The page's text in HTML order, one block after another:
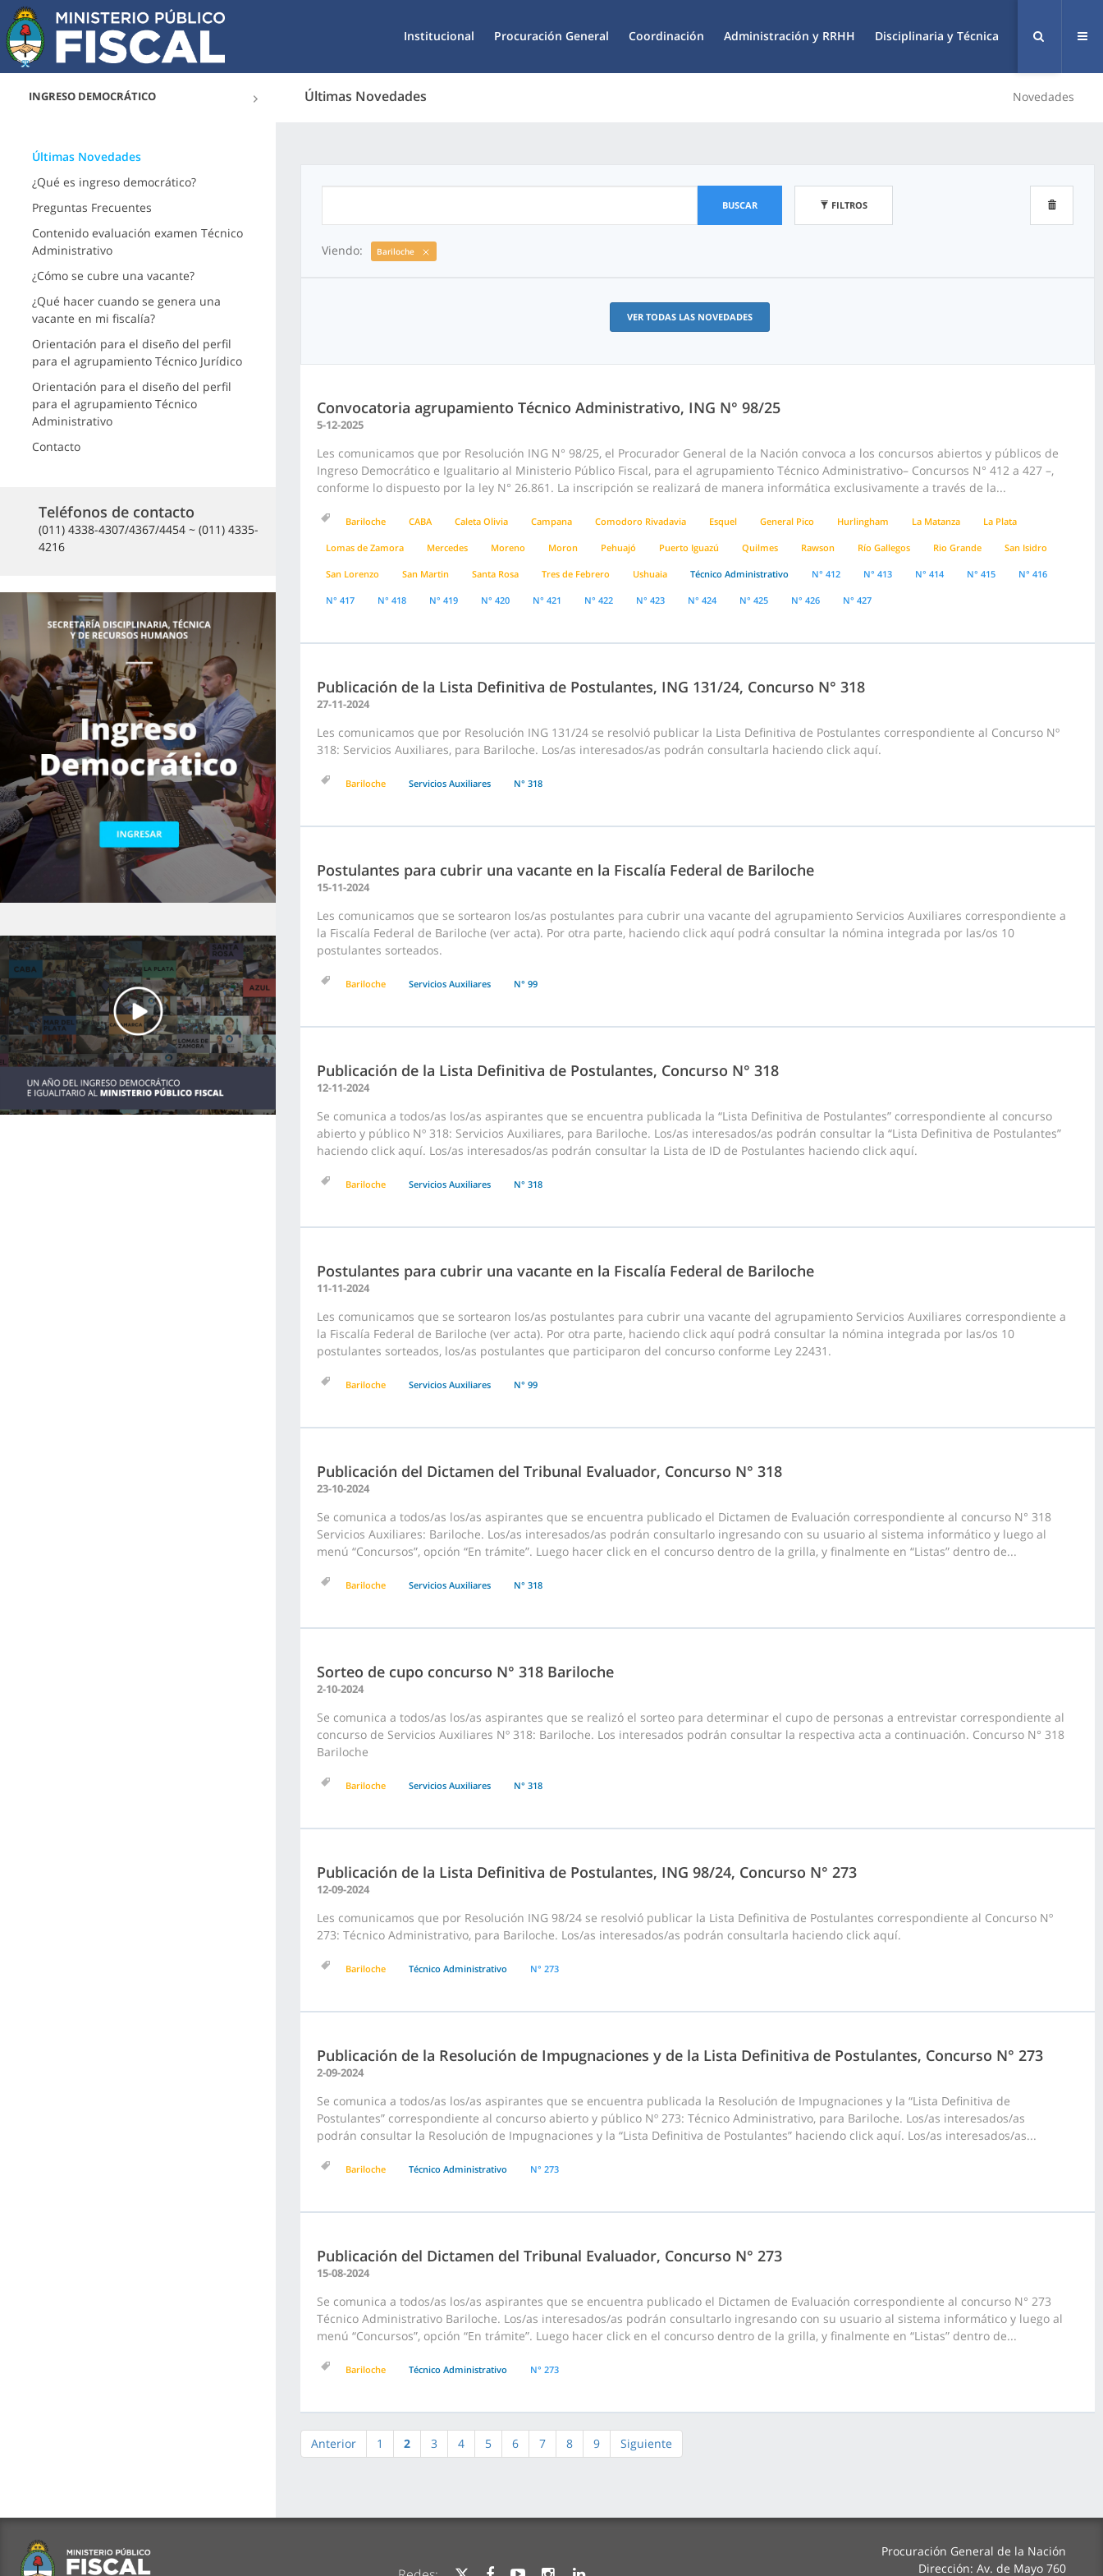
Institucional Procuración General Coordinación Administración y RRHH Disciplinaria y Técnica
INGRESO DEMOCRÁTICO Últimas Novedades Novedades
Últimas Novedades
¿Qué es ingreso democrático?
Preguntas Frecuentes
Contenido evaluación examen Técnico
Administrativo
¿Cómo se cubre una vacante?
¿Qué hacer cuando se genera una
vacante en mi fiscalía?
Orientación para el diseño del perfil
para el agrupamiento Técnico Jurídico
Orientación para el diseño del perfil
para el agrupamiento Técnico
Administrativo
Contacto
Teléfonos de contacto
(011) 4338-4307/4367/4454 ~ (011) 4335-
4216
BUSCAR FILTROS
Viendo: Bariloche
VER TODAS LAS NOVEDADES
Convocatoria agrupamiento Técnico Administrativo, ING N° 98/25
5-12-2025
Les comunicamos que por Resolución ING N° 98/25, el Procurador General de la Nación convoca a los concursos abiertos y públicos de
Ingreso Democrático e Igualitario al Ministerio Público Fiscal, para el agrupamiento Técnico Administrativo– Concursos N° 412 a 427 –,
conforme lo dispuesto por la ley N° 26.861. La inscripción se realizará de manera informática exclusivamente a través de la...
Bariloche CABA Caleta Olivia Campana Comodoro Rivadavia Esquel General Pico Hurlingham La Matanza La Plata
Lomas de Zamora Mercedes Moreno Moron Pehuajó Puerto Iguazú Quilmes Rawson Río Gallegos Rio Grande San Isidro
San Lorenzo San Martin Santa Rosa Tres de Febrero Ushuaia Técnico Administrativo N° 412 N° 413 N° 414 N° 415 N° 416
N° 417 N° 418 N° 419 N° 420 N° 421 N° 422 N° 423 N° 424 N° 425 N° 426 N° 427
Publicación de la Lista Definitiva de Postulantes, ING 131/24, Concurso N° 318
27-11-2024
Les comunicamos que por Resolución ING 131/24 se resolvió publicar la Lista Definitiva de Postulantes correspondiente al Concurso Nº
318: Servicios Auxiliares, para Bariloche. Los/as interesados/as podrán consultarla haciendo click aquí.
Bariloche Servicios Auxiliares N° 318
Postulantes para cubrir una vacante en la Fiscalía Federal de Bariloche
15-11-2024
Les comunicamos que se sortearon los/as postulantes para cubrir una vacante del agrupamiento Servicios Auxiliares correspondiente a
la Fiscalía Federal de Bariloche (ver acta). Por otra parte, haciendo click aquí podrá consultar la nómina integrada por las/os 10
postulantes sorteados.
Bariloche Servicios Auxiliares N° 99
Publicación de la Lista Definitiva de Postulantes, Concurso N° 318
12-11-2024
Se comunica a todos/as los/as aspirantes que se encuentra publicada la “Lista Definitiva de Postulantes” correspondiente al concurso
abierto y público Nº 318: Servicios Auxiliares, para Bariloche. Los/as interesados/as podrán consultar la “Lista Definitiva de Postulantes”
haciendo click aquí. Los/as interesados/as podrán consultar la Lista de ID de Postulantes haciendo click aquí.
Bariloche Servicios Auxiliares N° 318
Postulantes para cubrir una vacante en la Fiscalía Federal de Bariloche
11-11-2024
Les comunicamos que se sortearon los/as postulantes para cubrir una vacante del agrupamiento Servicios Auxiliares correspondiente a
la Fiscalía Federal de Bariloche (ver acta). Por otra parte, haciendo click aquí podrá consultar la nómina integrada por las/os 10
postulantes sorteados, los/as postulantes que participaron del concurso conforme Ley 22431.
Bariloche Servicios Auxiliares N° 99
Publicación del Dictamen del Tribunal Evaluador, Concurso N° 318
23-10-2024
Se comunica a todos/as los/as aspirantes que se encuentra publicado el Dictamen de Evaluación correspondiente al concurso N° 318
Servicios Auxiliares: Bariloche. Los/as interesados/as podrán consultarlo ingresando con su usuario al sistema informático y luego al
menú “Concursos”, opción “En trámite”. Luego hacer click en el concurso dentro de la grilla, y finalmente en “Listas” dentro de...
Bariloche Servicios Auxiliares N° 318
Sorteo de cupo concurso N° 318 Bariloche
2-10-2024
Se comunica a todos/as los/as aspirantes que se realizó el sorteo para determinar el cupo de personas a entrevistar correspondiente al
concurso de Servicios Auxiliares Nº 318: Bariloche. Los interesados podrán consultar la respectiva acta a continuación. Concurso N° 318
Bariloche
Bariloche Servicios Auxiliares N° 318
Publicación de la Lista Definitiva de Postulantes, ING 98/24, Concurso N° 273
12-09-2024
Les comunicamos que por Resolución ING 98/24 se resolvió publicar la Lista Definitiva de Postulantes correspondiente al Concurso Nº
273: Técnico Administrativo, para Bariloche. Los/as interesados/as podrán consultarla haciendo click aquí.
Bariloche Técnico Administrativo N° 273
Publicación de la Resolución de Impugnaciones y de la Lista Definitiva de Postulantes, Concurso N° 273
2-09-2024
Se comunica a todos/as los/as aspirantes que se encuentra publicada la Resolución de Impugnaciones y la “Lista Definitiva de
Postulantes” correspondiente al concurso abierto y público Nº 273: Técnico Administrativo, para Bariloche. Los/as interesados/as
podrán consultar la Resolución de Impugnaciones y la “Lista Definitiva de Postulantes” haciendo click aquí. Los/as interesados/as...
Bariloche Técnico Administrativo N° 273
Publicación del Dictamen del Tribunal Evaluador, Concurso N° 273
15-08-2024
Se comunica a todos/as los/as aspirantes que se encuentra publicado el Dictamen de Evaluación correspondiente al concurso N° 273
Técnico Administrativo Bariloche. Los/as interesados/as podrán consultarlo ingresando con su usuario al sistema informático y luego al
menú “Concursos”, opción “En trámite”. Luego hacer click en el concurso dentro de la grilla, y finalmente en “Listas” dentro de...
Bariloche Técnico Administrativo N° 273
Anterior 1 2 3 4 5 6 7 8 9 Siguiente
Procuración General de la Nación
Dirección: Av. de Mayo 760